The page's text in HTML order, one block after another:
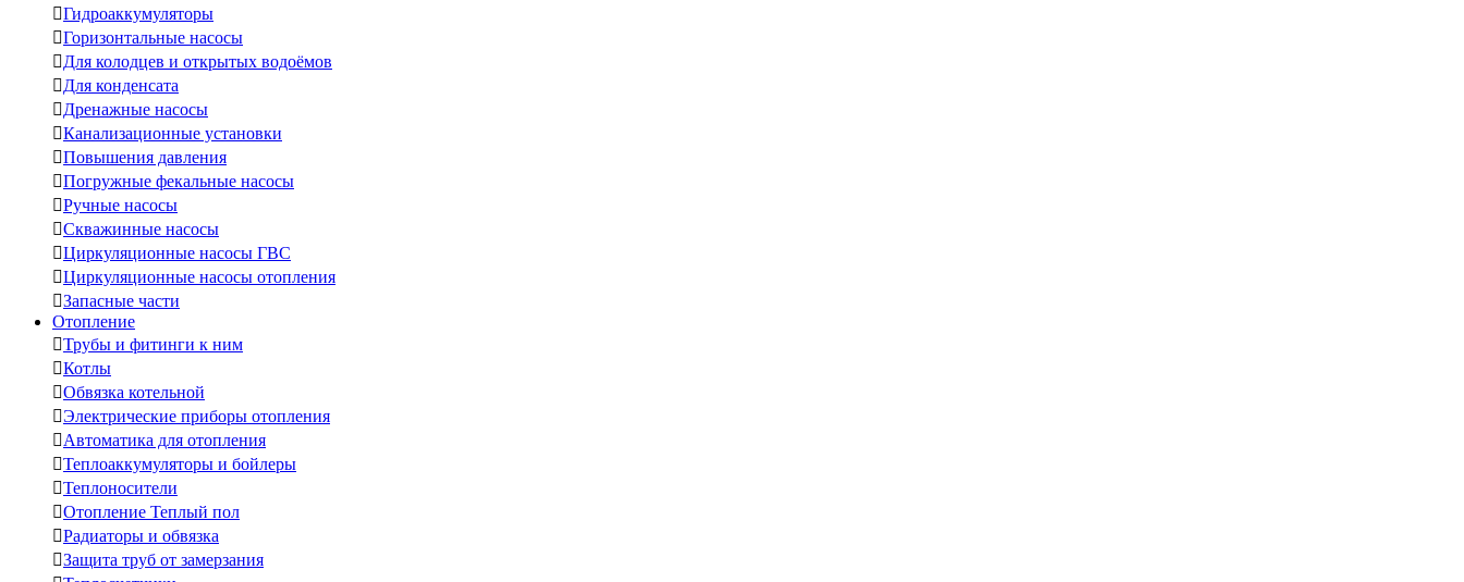
Гидроаккумуляторы
Горизонтальные насосы
Для колодцев и открытых водоёмов
Для конденсата
Дренажные насосы
Канализационные установки
Повышения давления
Погружные фекальные насосы
Ручные насосы
Скважинные насосы
Циркуляционные насосы ГВС
Циркуляционные насосы отопления
Запасные части
Отопление
Трубы и фитинги к ним
Котлы
Обвязка котельной
Электрические приборы отопления
Автоматика для отопления
Теплоаккумуляторы и бойлеры
Теплоносители
Отопление Теплый пол
Радиаторы и обвязка
Защита труб от замерзания